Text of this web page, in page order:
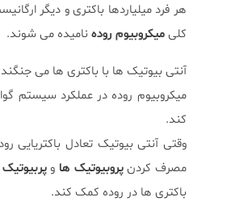
هر فرد میلیاردها باکتری و دیگر
کلیمیکروبیوم روده نامیده می شوند.
آنتی بیوتیک ها با باکتری ها می
میکروبیوم روده در عملکرد سیستم
کند.
وقتی آنتی بیوتیک تعادل
مصرف کردنپروبیوتیک ها و
باکتری ها در روده کمک کند.